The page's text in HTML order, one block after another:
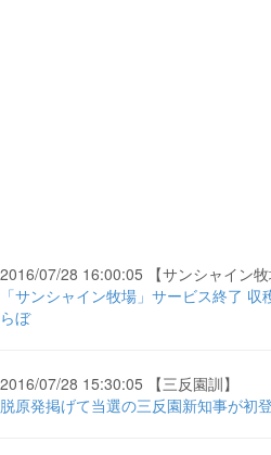
2016/07/28 16:00:05 【サンシャイン牧
「サンシャイン牧場」サービス終了
らぼ
2016/07/28 15:30:05 【三反園訓】
脱原発掲げて当選の三反園新知事が初